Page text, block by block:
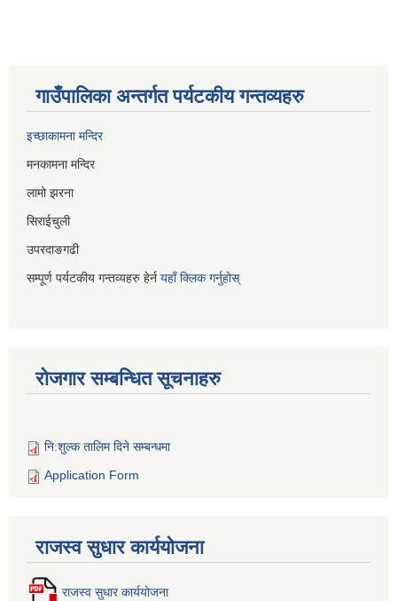
गाउँपालिका अन्तर्गत पर्यटकीय गन्तव्यहरु
इच्छाकामना मन्दिर
मनकामना मन्दिर
लामो झरना
सिराईचुली
उपरदाङगढी
सम्पूर्ण पर्यटकीय गन्तव्यहरु हेर्न यहाँ क्लिक गर्नुहोस्
रोजगार सम्बन्धित सूचनाहरु
नि:शुल्क तालिम दिने सम्बन्धमा
Application Form
राजस्व सुधार कार्ययोजना
राजस्व सुधार कार्ययोजना